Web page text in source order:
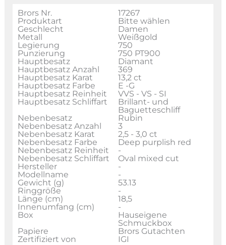
Brors Nr.
17267
Produktart
Bitte wählen
Geschlecht
Damen
Metall
Weißgold
Legierung
750
Punzierung
750 PT900
Hauptbesatz
Diamant
Hauptbesatz Anzahl
369
Hauptbesatz Karat
13,2 ct
Hauptbesatz Farbe
E -G
Hauptbesatz Reinheit
VVS - VS - SI
Hauptbesatz Schliffart
Brillant- und
Baguetteschliff
Nebenbesatz
Rubin
Nebenbesatz Anzahl
3
Nebenbesatz Karat
2,5 - 3,0 ct
Nebenbesatz Farbe
Deep purplish red
Nebenbesatz Reinheit
-
Nebenbesatz Schliffart
Oval mixed cut
Hersteller
-
Modellname
-
Gewicht (g)
53.13
Ringgröße
-
Länge (cm)
18,5
Innenumfang (cm)
-
Box
Hauseigene
Schmuckbox
Papiere
Brors Gutachten
Zertifiziert von
IGI